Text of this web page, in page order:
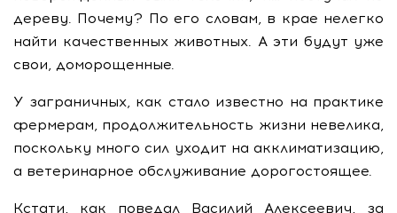
дереву. Почему? По его словам, в крае нелегко
найти качественных животных. А эти будут уже
свои, доморощенные.
У заграничных, как стало известно на практике
фермерам, продолжительность жизни невелика,
поскольку много сил уходит на акклиматизацию,
а ветеринарное обслуживание дорогостоящее.
Кстати, как поведал Василий Алексеевич, за